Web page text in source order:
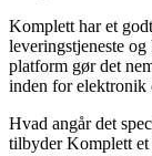
Komplett har et
leveringstjeneste
platform gør det
inden for elektronik
Hvad angår det
tilbyder Komplett et